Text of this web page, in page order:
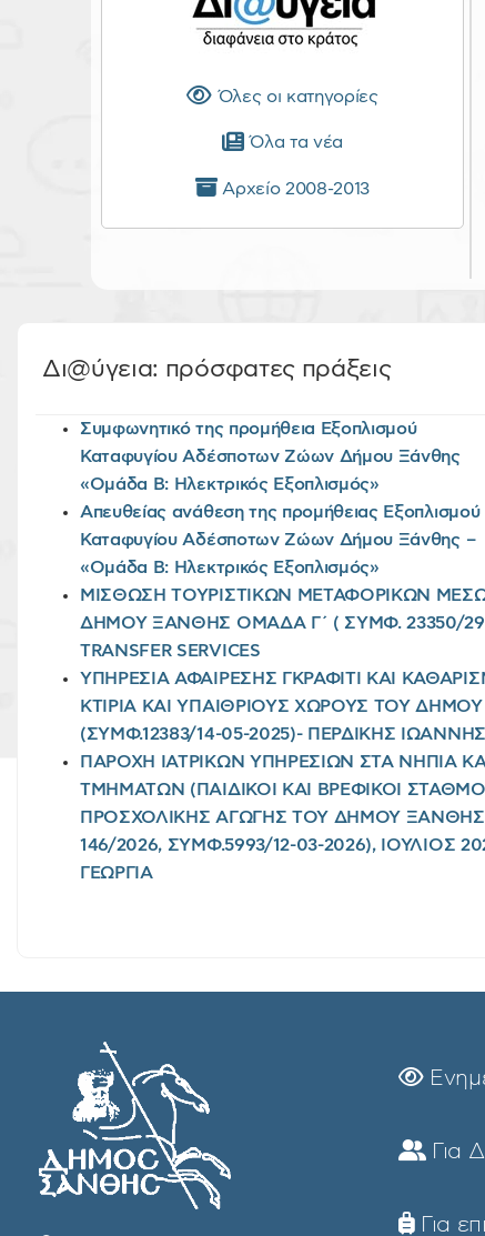
Όλες οι κατηγορίες
Όλα τα νέα
Αρχείο 2008-2013
Δι@ύγεια: πρόσφατες πράξεις
Συμφωνητικό της προμήθεια Εξοπλισμού
Καταφυγίου Αδέσποτων Ζώων Δήμου Ξάνθης
«Ομάδα Β: Ηλεκτρικός Εξοπλισμός»
Απευθείας ανάθεση της προμήθειας Εξοπλισμού
Καταφυγίου Αδέσποτων Ζώων Δήμου Ξάνθης –
«Ομάδα Β: Ηλεκτρικός Εξοπλισμός»
ΜΙΣΘΩΣΗ ΤΟΥΡΙΣΤΙΚΩΝ ΜΕΤΑΦΟΡΙΚΩΝ
ΔΗΜΟΥ ΞΑΝΘΗΣ ΟΜΑΔΑ Γ΄ ( ΣΥΜΦ. 23350/29-
TRANSFER SERVICES
ΥΠΗΡΕΣΙΑ ΑΦΑΙΡΕΣΗΣ ΓΚΡΑΦΙΤΙ ΚΑΙ
ΚΤΙΡΙΑ ΚΑΙ ΥΠΑΙΘΡΙΟΥΣ ΧΩΡΟΥΣ ΤΟΥ
(ΣΥΜΦ.12383/14-05-2025)- ΠΕΡΔΙΚΗΣ
ΠΑΡΟΧΗ ΙΑΤΡΙΚΩΝ ΥΠΗΡΕΣΙΩΝ ΣΤΑ ΝΗΠΙΑ
ΤΜΗΜΑΤΩΝ (ΠΑΙΔΙΚΟΙ ΚΑΙ ΒΡΕΦΙΚΟΙ
ΠΡΟΣΧΟΛΙΚΗΣ ΑΓΩΓΗΣ ΤΟΥ ΔΗΜΟΥ
146/2026, ΣΥΜΦ.5993/12-03-2026), ΙΟΥΛΙΟΣ
ΓΕΩΡΓΙΑ
Για
Για